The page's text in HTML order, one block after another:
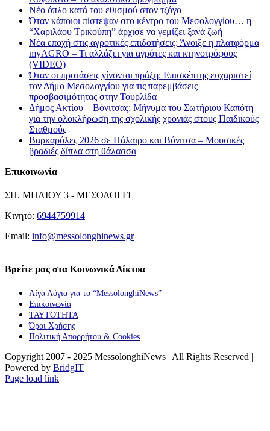
Νέο όπλο κατά του εθισμού στον τζόγο
Όταν κάποιοι πίστεψαν στο κέντρο του Μεσολογγίου… η
“Χαριλάου Τρικούπη” άρχισε να γεμίζει ξανά ζωή
Νέα εποχή στις αγροτικές επιδοτήσεις: Άνοιξε η πλατφόρμα
myAGRO – Τι αλλάζει για αγρότες και κτηνοτρόφους
(VIDEO)
Όταν οι προτάσεις γίνονται πράξη: Επισκέπτης ευχαριστεί
τον Δήμο Μεσολογγίου για τις παρεμβάσεις
προσβασιμότητας στην Τουρλίδα
Δήμος Ακτίου – Βόνιτσας: Μήνυμα του Σωτήριου Καπότη
για την ολοκλήρωση της σχολικής χρονιάς στους Παιδικούς
Σταθμούς
Βαρκαρόλες 2026 σε Πάλαιρο και Βόνιτσα – Μουσικές
βραδιές δίπλα στη θάλασσα
Επικοινωνία
ΣΠ. ΜΗΛΙΟΥ 3 - ΜΕΣΟΛΟΓΓΙ
Κινητό: 6944759914
Email: info@messolonghinews.gr
Βρείτε μας στα Κοινωνικά Δίκτυα
Λίγα Λόγια για το “MessolonghiNews”
Επικοινωνία
ΤΑΥΤΟΤΗΤΑ
Όροι Χρήσης
Πολιτική Απορρήτου & Cookies
Copyright 2007 - 2025 MessolonghiNews | All Rights Reserved |
Powered by BridgIT
YouTube
Facebook
Instagram
Page load link